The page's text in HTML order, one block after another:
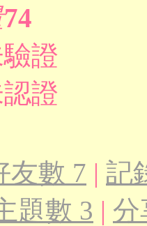
74
證
證
友數 7 | 記
題數 3 | 分